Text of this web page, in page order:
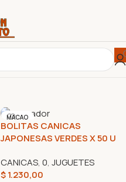
MACAO
BOLITAS CANICAS
JAPONESAS VERDES X 50 U
CANICAS, 0, JUGUETES
$1.230,00